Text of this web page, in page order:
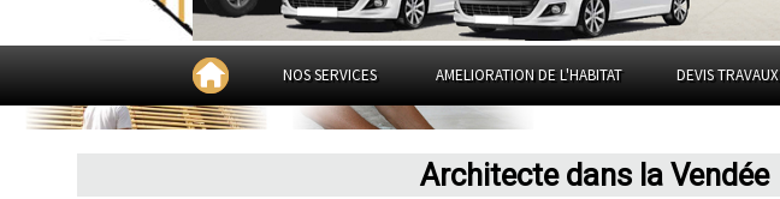
NOS SERVICES AMELIORATION DE L'HABITAT DEVIS TRAVAUX
Architecte dans la Vendée